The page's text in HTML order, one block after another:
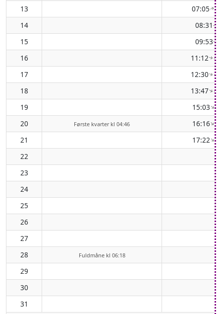
13 07:05↑(
14 08:31 ↑
15 09:53↑
16 11:12↑(
17 12:30↑(
18 13:47↑(
19 15:03↑(
20 Første kvarter kl 04:46 16:16↑(
21 17:22↑(
22
23
24
25
26
27
28
Fuldmåne kl 06:18
29
30
31